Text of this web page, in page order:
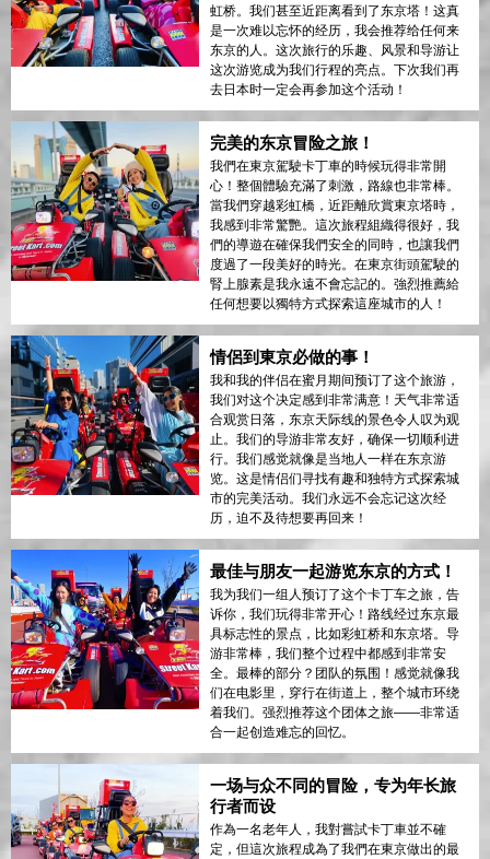
虹桥。我们甚至近距离看到了东京塔！这真
是一次难以忘怀的经历，我会推荐给任何来
东京的人。这次旅行的乐趣、风景和导游让
这次游览成为我们行程的亮点。下次我们再
去日本时一定会再参加这个活动！
完美的东京冒险之旅！
我們在東京駕駛卡丁車的時候玩得非常開
心！整個體驗充滿了刺激，路線也非常棒。
當我們穿越彩虹橋，近距離欣賞東京塔時，
我感到非常驚艷。這次旅程組織得很好，我
們的導遊在確保我們安全的同時，也讓我們
度過了一段美好的時光。在東京街頭駕駛的
腎上腺素是我永遠不會忘記的。強烈推薦給
任何想要以獨特方式探索這座城市的人！
情侶到東京必做的事！
我和我的伴侣在蜜月期间预订了这个旅游，
我们对这个决定感到非常满意！天气非常适
合观赏日落，东京天际线的景色令人叹为观
止。我们的导游非常友好，确保一切顺利进
行。我们感觉就像是当地人一样在东京游
览。这是情侣们寻找有趣和独特方式探索城
市的完美活动。我们永远不会忘记这次经
历，迫不及待想要再回来！
最佳与朋友一起游览东京的方式！
我为我们一组人预订了这个卡丁车之旅，告
诉你，我们玩得非常开心！路线经过东京最
具标志性的景点，比如彩虹桥和东京塔。导
游非常棒，我们整个过程中都感到非常安
全。最棒的部分？团队的氛围！感觉就像我
们在电影里，穿行在街道上，整个城市环绕
着我们。强烈推荐这个团体之旅——非常适
合一起创造难忘的回忆。
一场与众不同的冒险，专为年长旅
行者而设
作為一名老年人，我對嘗試卡丁車並不確
定，但這次旅程成為了我們在東京做出的最